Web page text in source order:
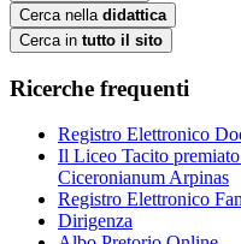
Cerca nella didattica
Cerca in tutto il sito
Ricerche frequenti
Registro Elettronico
Il Liceo Tacito
Ciceronianum Arpinas
Registro Elettronico
Dirigenza